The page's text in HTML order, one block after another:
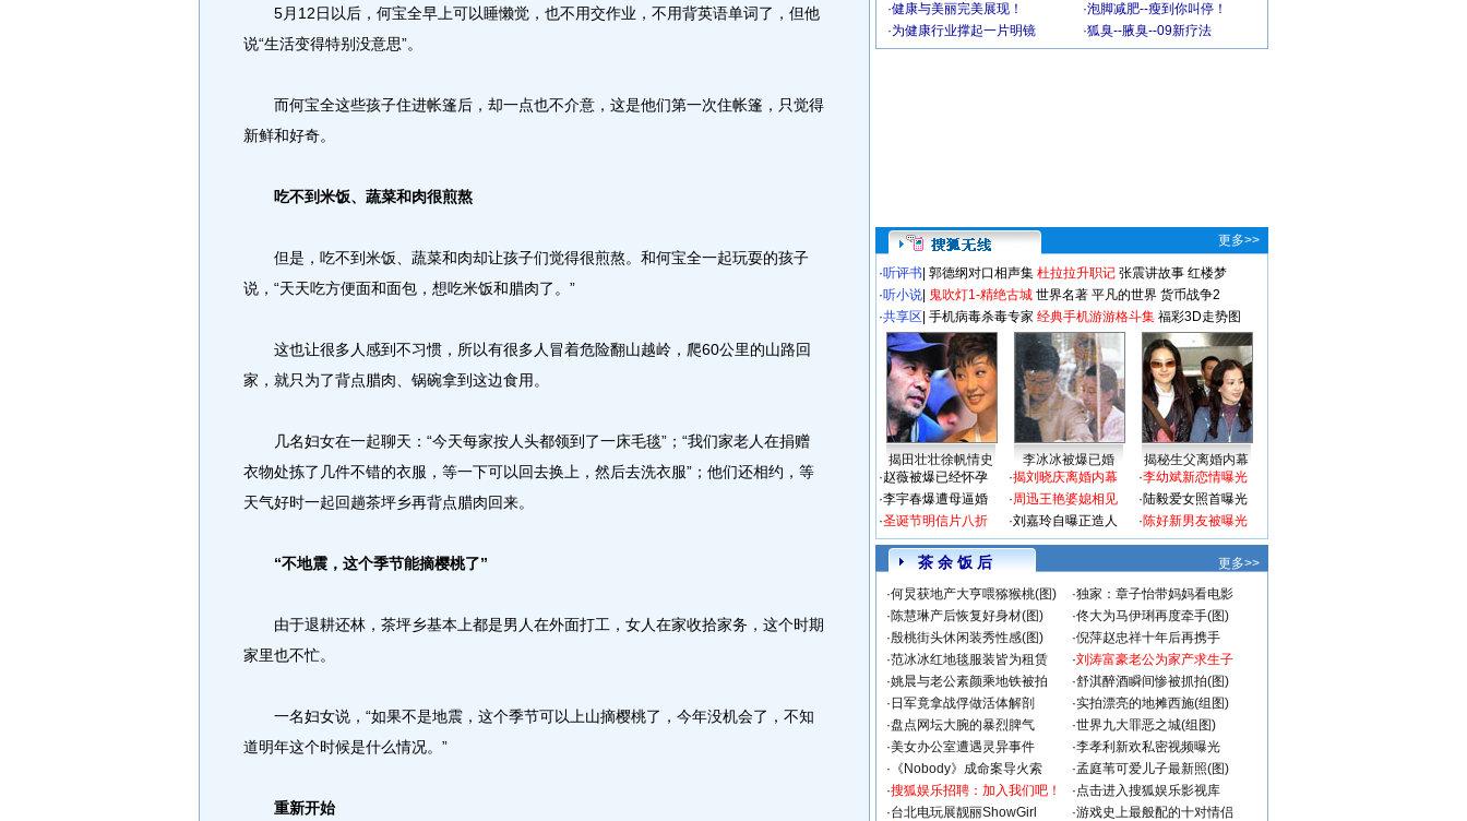
5月12日以后，何宝全早上可以睡懒觉，也不用交作业，不用背英语单词了，但他
说“生活变得特别没意思”。
而何宝全这些孩子住进帐篷后，却一点也不介意，这是他们第一次住帐篷，只觉得
新鲜和好奇。
吃不到米饭、蔬菜和肉很煎熬
但是，吃不到米饭、蔬菜和肉却让孩子们觉得很煎熬。和何宝全一起玩耍的孩子
说，“天天吃方便面和面包，想吃米饭和腊肉了。”
这也让很多人感到不习惯，所以有很多人冒着危险翻山越岭，爬60公里的山路回
家，就只为了背点腊肉、锅碗拿到这边食用。
几名妇女在一起聊天：“今天每家按人头都领到了一床毛毯”；“我们家老人在捐赠
衣物处拣了几件不错的衣服，等一下可以回去换上，然后去洗衣服”；他们还相约，等
天气好时一起回趟茶坪乡再背点腊肉回来。
“不地震，这个季节能摘樱桃了”
由于退耕还林，茶坪乡基本上都是男人在外面打工，女人在家收拾家务，这个时期
家里也不忙。
一名妇女说，“如果不是地震，这个季节可以上山摘樱桃了，今年没机会了，不知
道明年这个时候是什么情况。”
重新开始
·健康与美丽完美展现！ ·泡脚减肥--瘦到你叫停！
·为健康行业撑起一片明镜 ·狐臭--腋臭--09新疗法
更多>>
·听评书 郭德纲对口相声集 杜拉拉升职记 张震讲故事 红楼梦
·听小说 鬼吹灯1-精绝古城 世界名著 平凡的世界 货币战争2
·共享区 手机病毒杀毒专家 经典手机游游格斗集 福彩3D走势图
揭田壮壮徐帆情史 李冰冰被爆已婚
揭秘生父离婚内幕
·赵薇被爆已经怀孕
·李宇春爆遭母逼婚
·圣诞节明信片八折
·揭刘晓庆离婚内幕
·周迅王艳婆媳相见
·刘嘉玲自曝正造人
·李幼斌新恋情曝光
·陆毅爱女照首曝光
·陈好新男友被曝光
茶 余 饭 后
更多>>
·何炅获地产大亨喂猕猴桃(图) ·独家：章子怡带妈妈看电影
·陈慧琳产后恢复好身材(图) ·佟大为马伊琍再度牵手(图)
·殷桃街头休闲装秀性感(图) ·倪萍赵忠祥十年后再携手
·范冰冰红地毯服装皆为租赁 ·刘涛富豪老公为家产求生子
·姚晨与老公素颜乘地铁被拍 ·舒淇醉酒瞬间惨被抓拍(图)
· 日军竟拿战俘做活体解剖 ·实拍漂亮的地摊西施(组图)
·盘点网坛大腕的暴烈脾气 ·世界九大罪恶之城(组图)
·美女办公室遭遇灵异事件 ·李孝利新欢私密视频曝光
· 《Nobody》成命案导火索 ·孟庭苇可爱儿子最新照(图)
·搜狐娱乐招聘：加入我们吧！ ·点击进入搜狐娱乐影视库
·台北电玩展靓丽ShowGirl ·游戏史上最般配的十对情侣